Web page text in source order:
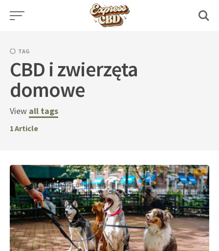
Skip
TAG
CBD i zwierzęta
domowe
View all tags
1Article